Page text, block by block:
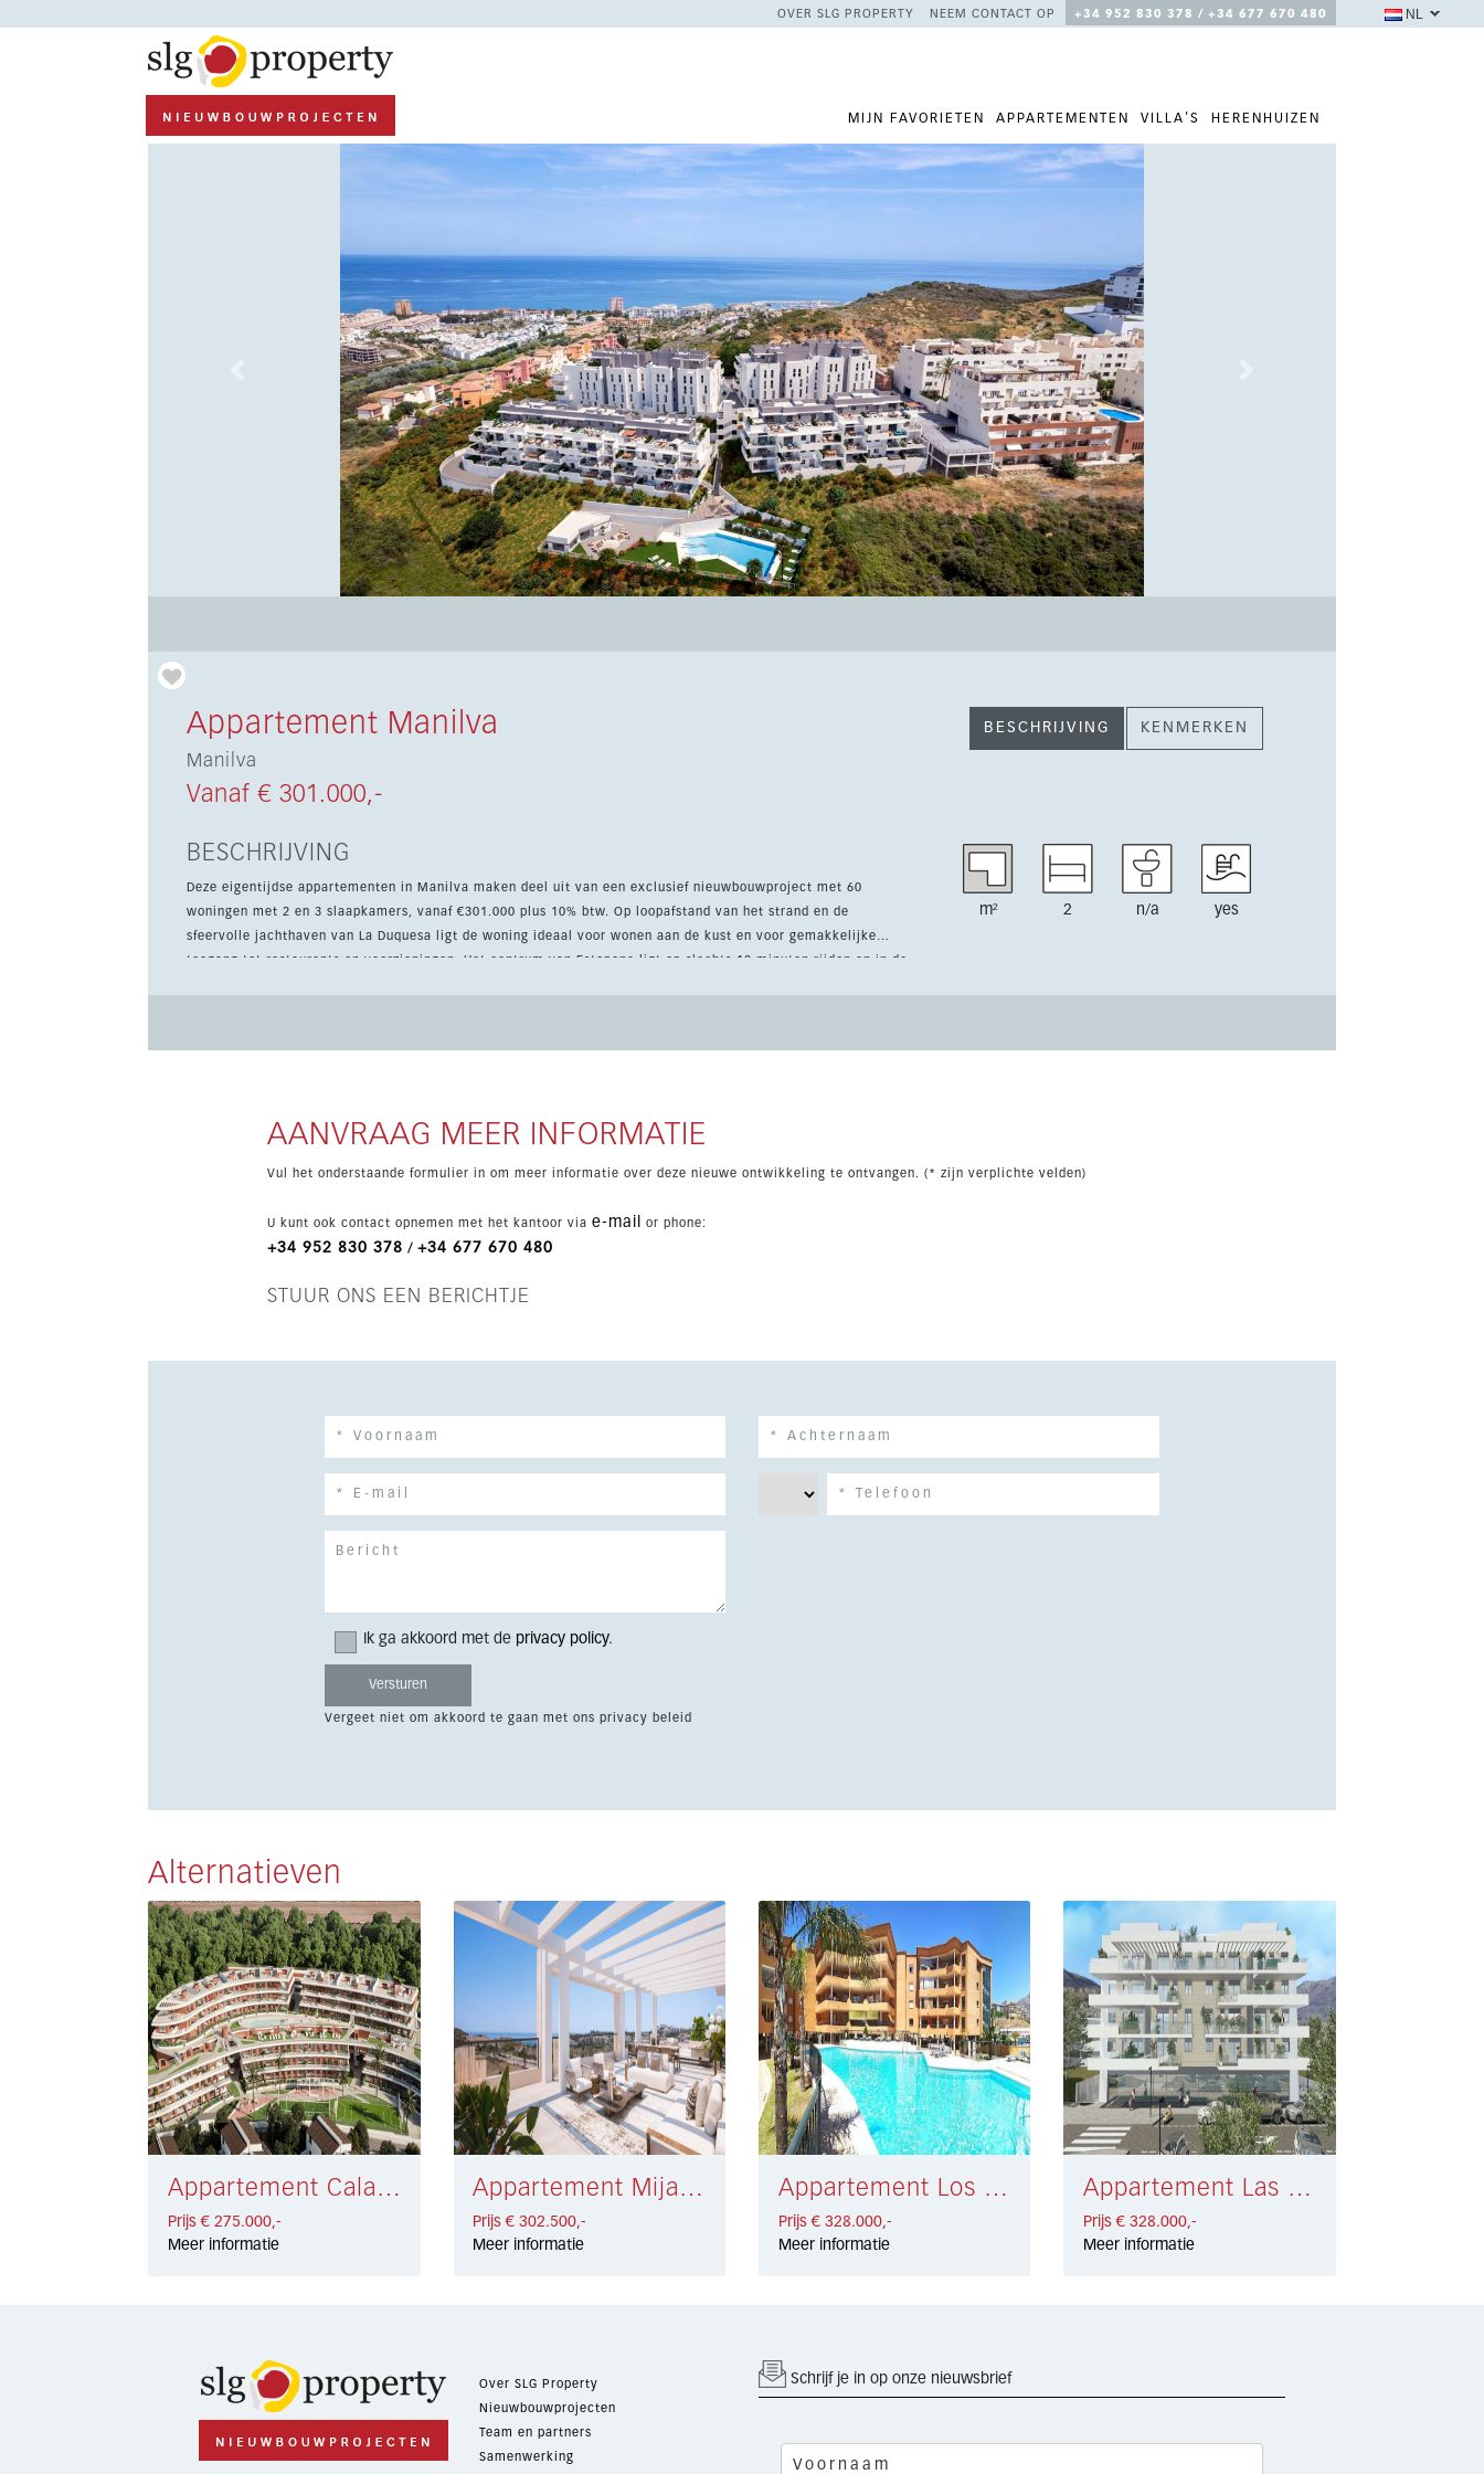
OVER SLG PROPERTY NEEM CONTACT OP +34 952 830 378 / +34 677 670 480
MIJN FAVORIETEN APPARTEMENTEN VILLA'S HERENHUIZEN
NL
Appartement Manilva
Manilva
Vanaf € 301.000,-
BESCHRIJVING KENMERKEN
BESCHRIJVING
Deze eigentijdse appartementen in Manilva maken deel uit van een exclusief nieuwbouwproject met 60
woningen met 2 en 3 slaapkamers, vanaf €301.000 plus 10% btw. Op loopafstand van het strand en de
sfeervolle jachthaven van La Duquesa ligt de woning ideaal voor wonen aan de kust en voor gemakkelijke
toegang tot restaurants en voorzieningen. Het centrum van Estepona ligt op slechts 10 minuten rijden en in de
m² 2 n/a yes
AANVRAAG MEER INFORMATIE
Vul het onderstaande formulier in om meer informatie over deze nieuwe ontwikkeling te ontvangen. (* zijn verplichte velden)
U kunt ook contact opnemen met het kantoor via e-mail or phone:
+34 952 830 378 / +34 677 670 480
STUUR ONS EEN BERICHTJE
Ik ga akkoord met de privacy policy.
Vergeet niet om akkoord te gaan met ons privacy beleid
Alternatieven
Appartement Cala de Mijas € 275.000,-
Prijs € 275.000,-
Meer informatie
Appartement Mijas Golf € 302.500,-
Prijs € 302.500,-
Meer informatie
Appartement Los Pacos € 328.000,-
Prijs € 328.000,-
Meer informatie
Appartement Las Lagunas € 328.000,-
Prijs € 328.000,-
Meer informatie
Over SLG Property
Nieuwbouwprojecten
Team en partners
Samenwerking
Schrijf je in op onze nieuwsbrief